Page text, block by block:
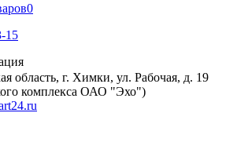
0
15
область, г. Химки, ул. Рабочая, д. 19
комплекса ОАО "Эхо")